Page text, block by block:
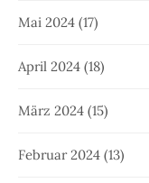
Mai 2024 (17)
April 2024 (18)
März 2024 (15)
Februar 2024 (13)